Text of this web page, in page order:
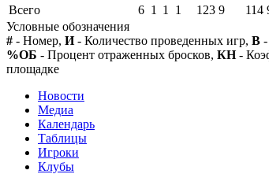
Всего
6 1 1 1 123 9 114
Условные обозначения
# - Номер, И- Количество проведенных игр, В
%ОБ - Процент отраженных бросков, КН-
площадке
Новости
Медиа
Календарь
Таблицы
Игроки
Клубы